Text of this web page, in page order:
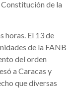
de la
horas. El 13 de
de la FANB
del orden
a Caracas y
que diversas